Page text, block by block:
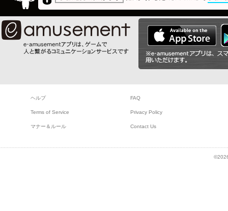
ヘルプ FAQ
Terms of Service Privacy Policy
マナー＆ルール Contact Us